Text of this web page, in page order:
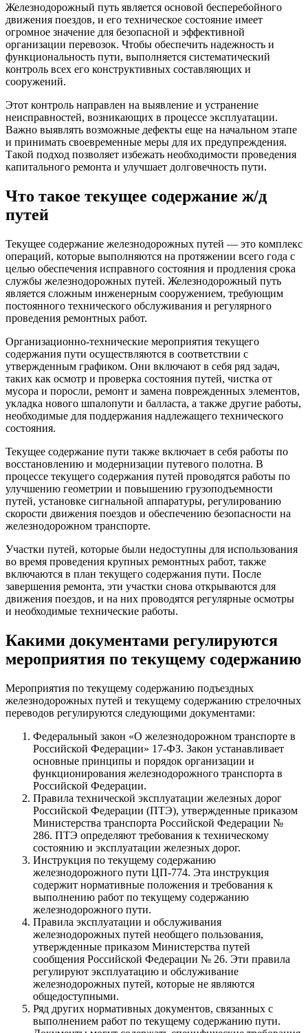
Железнодорожный путь является основой бесперебойного
движения поездов, и его техническое состояние имеет
огромное значение для безопасной и эффективной
организации перевозок. Чтобы обеспечить надежность и
функциональность пути, выполняется систематический
контроль всех его конструктивных составляющих и
сооружений.
Этот контроль направлен на выявление и устранение
неисправностей, возникающих в процессе эксплуатации.
Важно выявлять возможные дефекты еще на начальном этапе
и принимать своевременные меры для их предупреждения.
Такой подход позволяет избежать необходимости проведения
капитального ремонта и улучшает долговечность пути.
Что такое текущее содержание ж/д
путей
Текущее содержание железнодорожных путей — это комплекс
операций, которые выполняются на протяжении всего года с
целью обеспечения исправного состояния и продления срока
службы железнодорожных путей. Железнодорожный путь
является сложным инженерным сооружением, требующим
постоянного технического обслуживания и регулярного
проведения ремонтных работ.
Организационно-технические мероприятия текущего
содержания пути осуществляются в соответствии с
утвержденным графиком. Они включают в себя ряд задач,
таких как осмотр и проверка состояния путей, чистка от
мусора и поросли, ремонт и замена поврежденных элементов,
укладка нового шпалопути и балласта, а также другие работы,
необходимые для поддержания надлежащего технического
состояния.
Текущее содержание пути также включает в себя работы по
восстановлению и модернизации путевого полотна. В
процессе текущего содержания путей проводятся работы по
улучшению геометрии и повышению грузоподъемности
путей, установке сигнальной аппаратуры, регулированию
скорости движения поездов и обеспечению безопасности на
железнодорожном транспорте.
Участки путей, которые были недоступны для использования
во время проведения крупных ремонтных работ, также
включаются в план текущего содержания пути. После
завершения ремонта, эти участки снова открываются для
движения поездов, и на них проводятся регулярные осмотры
и необходимые технические работы.
Какими документами регулируются
мероприятия по текущему содержанию
Мероприятия по текущему содержанию подъездных
железнодорожных путей и текущему содержанию стрелочных
переводов регулируются следующими документами:
Федеральный закон «О железнодорожном транспорте в
Российской Федерации» 17-ФЗ. Закон устанавливает
основные принципы и порядок организации и
функционирования железнодорожного транспорта в
Российской Федерации.
Правила технической эксплуатации железных дорог
Российской Федерации (ПТЭ), утвержденные приказом
Министерства транспорта Российской Федерации №
286. ПТЭ определяют требования к техническому
состоянию и эксплуатации железных дорог.
Инструкция по текущему содержанию
железнодорожного пути ЦП-774. Эта инструкция
содержит нормативные положения и требования к
выполнению работ по текущему содержанию
железнодорожного пути.
Правила эксплуатации и обслуживания
железнодорожных путей необщего пользования,
утвержденные приказом Министерства путей
сообщения Российской Федерации № 26. Эти правила
регулируют эксплуатацию и обслуживание
железнодорожных путей, которые не являются
общедоступными.
Ряд других нормативных документов, связанных с
выполнением работ по текущему содержанию пути.